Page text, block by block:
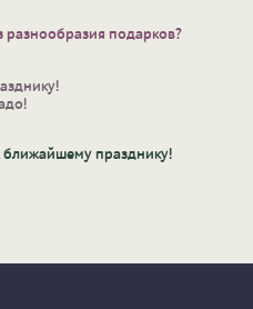
разнообразия подарков?
празднику!